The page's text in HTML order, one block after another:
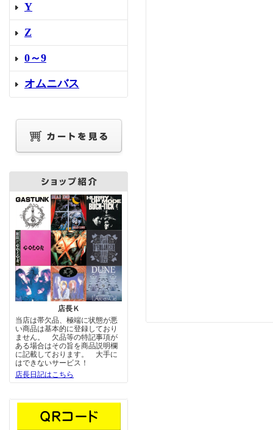
Y
Z
0～9
オムニバス
店長Ｋ
当店は帯欠品、極端に状態が悪
い商品は基本的に登録しており
ません。 欠品等の特記事項が
ある場合はその旨を商品説明欄
に記載しております。 大手に
はできないサービス！
店長日記はこちら